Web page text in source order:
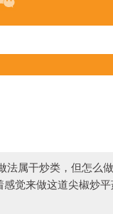
法属干炒类，但怎么
觉来做这道尖椒炒